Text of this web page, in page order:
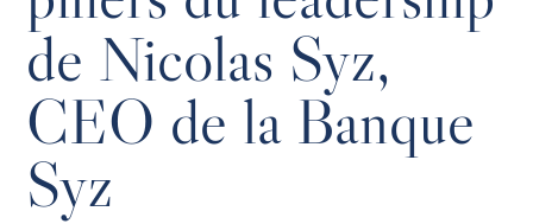
de Nicolas Syz,
CEO de la Banque
Syz